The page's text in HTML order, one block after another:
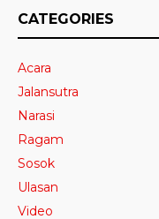
CATEGORIES
Acara
Jalansutra
Narasi
Ragam
Sosok
Ulasan
Video